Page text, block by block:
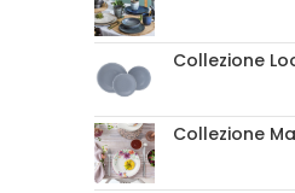
Collezione
Collezione